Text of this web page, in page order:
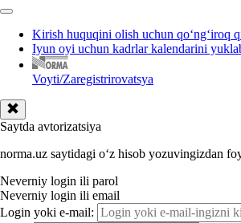
Kirish huquqini olish uchun qoʻngʻiroq
Iyun oyi uchun kadrlar kalendarini
Voyti/Zaregistrirovatsya
Saytda avtorizatsiya
norma.uz saytidagi oʻz hisob yozuvingizdan
Neverniy login ili parol
Neverniy login ili email
Login yoki e-mail: